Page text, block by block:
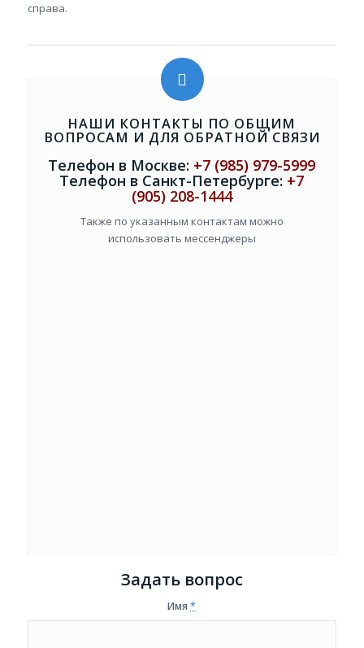
справа.
НАШИ КОНТАКТЫ ПО ОБЩИМ
ВОПРОСАМ И ДЛЯ ОБРАТНОЙ СВЯЗИ
Телефон в Москве: +7 (985) 979-5999
Телефон в Санкт-Петербурге: +7
(905) 208-1444
Также по указанным контактам можно
использовать мессенджеры
Задать вопрос
Имя*